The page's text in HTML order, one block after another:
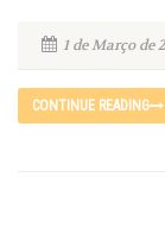
1 de Março de
CONTINUE READING